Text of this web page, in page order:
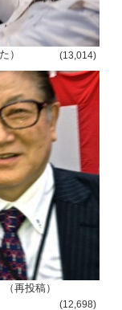
） (13,014)
再投稿）
(12,698)